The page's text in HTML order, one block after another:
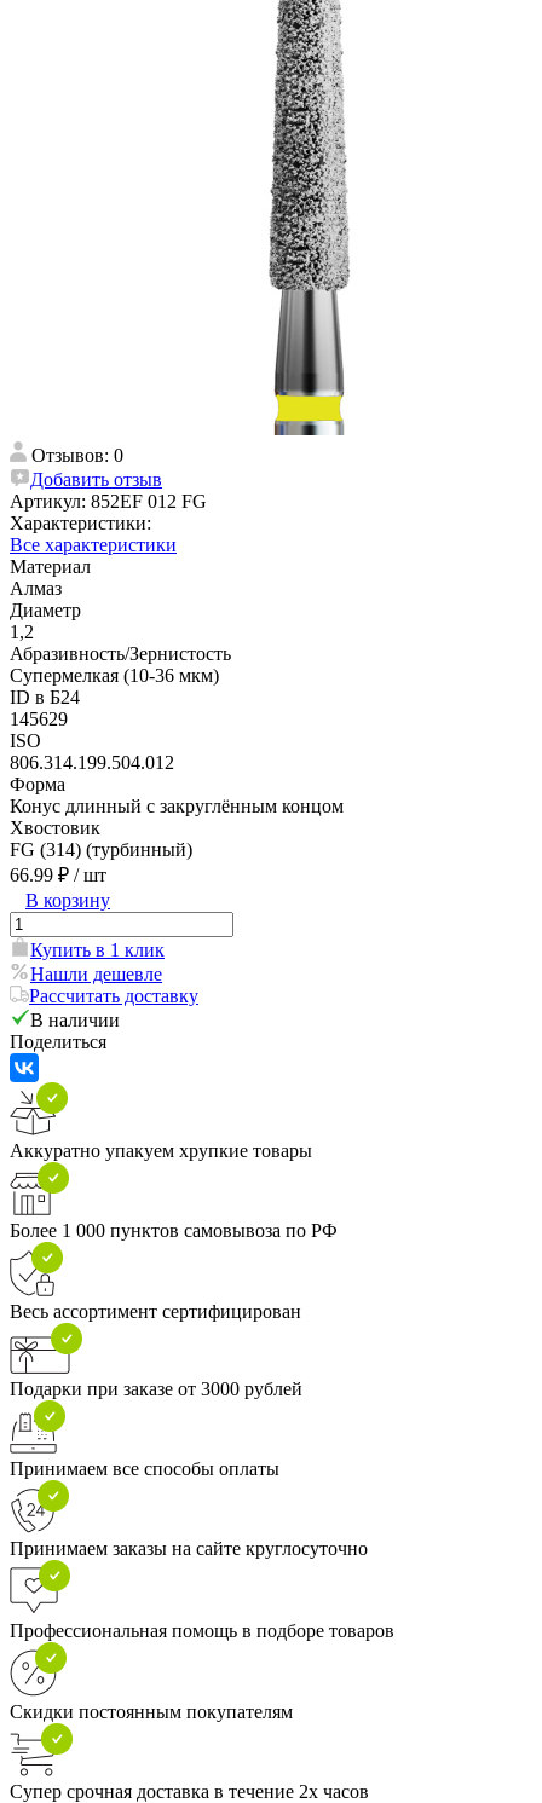
Отзывов: 0
Добавить отзыв
Артикул: 852EF 012 FG
Характеристики:
Все характеристики
Материал
Алмаз
Диаметр
1,2
Абразивность/Зернистость
Супермелкая (10-36 мкм)
ID в Б24
145629
ISO
806.314.199.504.012
Форма
Конус длинный с закруглённым концом
Хвостовик
FG (314) (турбинный)
66.99 ₽ / шт
В корзину
Купить в 1 клик
Нашли дешевле
Рассчитать доставку
В наличии
Поделиться
Аккуратно упакуем хрупкие товары
Более 1 000 пунктов самовывоза по РФ
Весь ассортимент сертифицирован
Подарки при заказе от 3000 рублей
Принимаем все способы оплаты
Принимаем заказы на сайте круглосуточно
Профессиональная помощь в подборе товаров
Скидки постоянным покупателям
Супер срочная доставка в течение 2х часов